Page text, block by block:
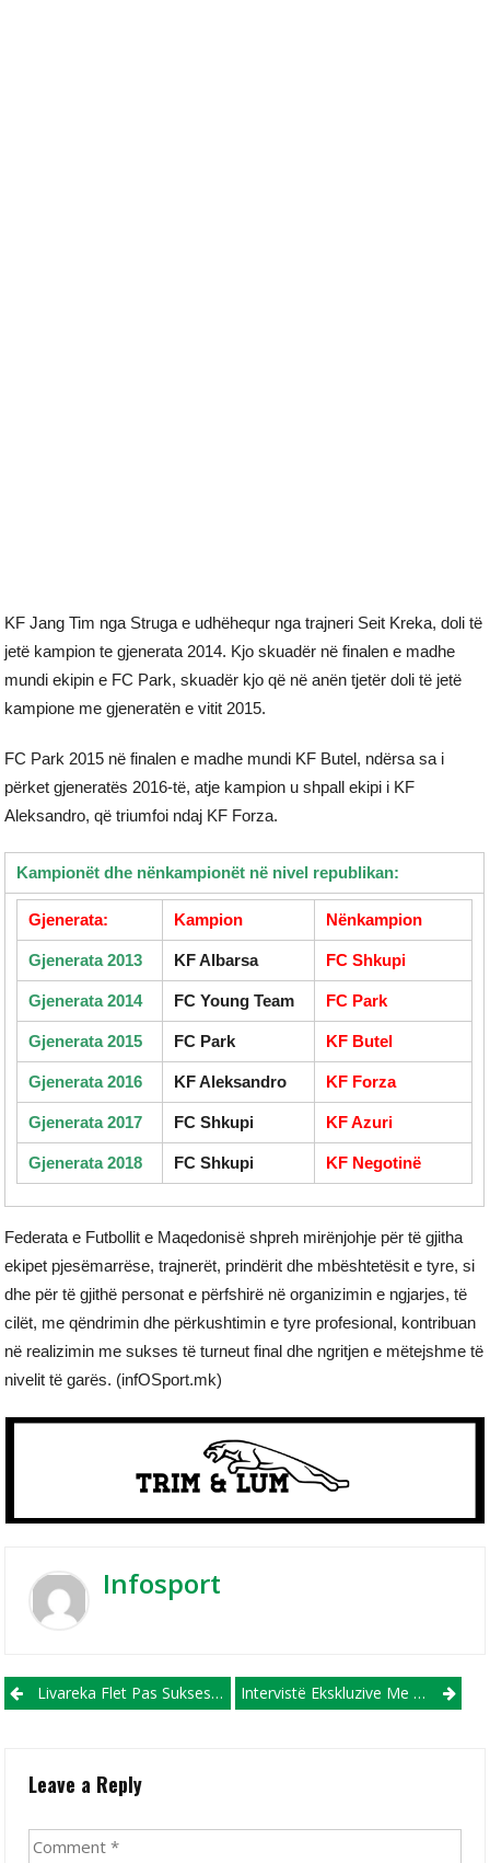
KF Jang Tim nga Struga e udhëhequr nga trajneri Seit Kreka, doli të
jetë kampion te gjenerata 2014. Kjo skuadër në finalen e madhe
mundi ekipin e FC Park, skuadër kjo që në anën tjetër doli të jetë
kampione me gjeneratën e vitit 2015.
FC Park 2015 në finalen e madhe mundi KF Butel, ndërsa sa i
përket gjeneratës 2016-të, atje kampion u shpall ekipi i KF
Aleksandro, që triumfoi ndaj KF Forza.
Kampionët dhe nënkampionët në nivel republikan:
Gjenerata: Kampion Nënkampion
Gjenerata 2013 KF Albarsa FC Shkupi
Gjenerata 2014 FC Young Team FC Park
Gjenerata 2015 FC Park KF Butel
Gjenerata 2016 KF Aleksandro KF Forza
Gjenerata 2017 FC Shkupi KF Azuri
Gjenerata 2018 FC Shkupi KF Negotinë
Federata e Futbollit e Maqedonisë shpreh mirënjohje për të gjitha
ekipet pjesëmarrëse, trajnerët, prindërit dhe mbështetësit e tyre, si
dhe për të gjithë personat e përfshirë në organizimin e ngjarjes, të
cilët, me qëndrimin dhe përkushtimin e tyre profesional, kontribuan
në realizimin me sukses të turneut final dhe ngritjen e mëtejshme të
nivelit të garës. (infOSport.mk)
Infosport
Post navigation
Livareka Flet Pas Suksesit Historik Me Shkëndijën E Haraçinës: Një Histori E Shkruar Me Mund Dhe Sakrificë Intervistë Ekskluzive Me Gardianin Hero Të Shkëndijës Së Haraçinës, Antonio Stolevski!
Leave a Reply